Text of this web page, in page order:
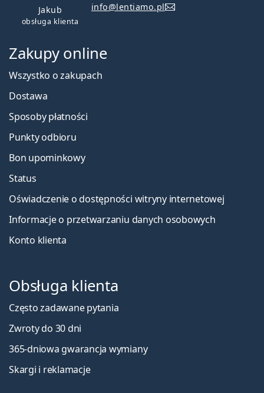
Jakub
obsługa klienta
info@lentiamo.pl
Zakupy online
Wszystko o zakupach
Dostawa
Sposoby płatności
Punkty odbioru
Bon upominkowy
Status
Oświadczenie o dostępności witryny internetowej
Informacje o przetwarzaniu danych osobowych
Konto klienta
Obsługa klienta
Często zadawane pytania
Zwroty do 30 dni
365-dniowa gwarancja wymiany
Skargi i reklamacje